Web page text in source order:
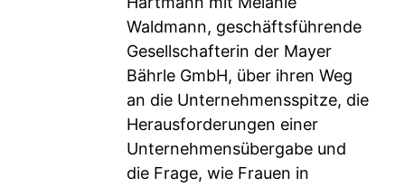
Waldmann, geschäftsführende
Gesellschafterin der Mayer
Bährle GmbH, über ihren Weg
an die Unternehmensspitze, die
Herausforderungen einer
Unternehmensübergabe und
die Frage, wie Frauen in